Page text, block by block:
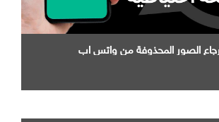
الصور المحذوفة من واتس اب